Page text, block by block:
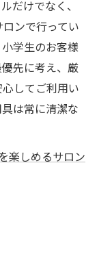
だけでなく、
ンで行ってい
学生のお客様
先に考え、厳
してご利用い
は常に清潔な
楽しめるサロン